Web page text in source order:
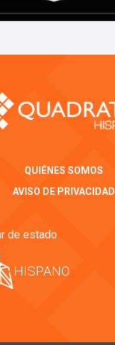
QUIÉNES SOMOS
AVISO DE PRIVACIDAD
de estado
HISPANO